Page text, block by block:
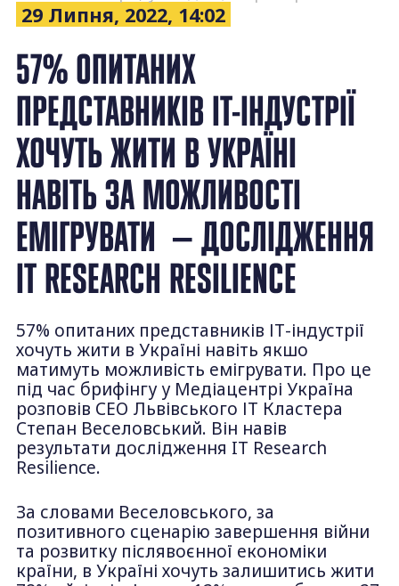
29 Липня, 2022, 14:02
57% ОПИТАНИХ
ПРЕДСТАВНИКІВ ІТ-ІНДУСТРІЇ
ХОЧУТЬ ЖИТИ В УКРАЇНІ
НАВІТЬ ЗА МОЖЛИВОСТІ
ЕМІГРУВАТИ — ДОСЛІДЖЕННЯ
IT RESEARCH RESILIENCE
57% опитаних представників ІТ-індустрії
хочуть жити в Україні навіть якшо
матимуть можливість емігрувати. Про це
під час брифінгу у Медіацентрі Україна
розповів СЕО Львівського ІТ Кластера
Степан Веселовський. Він навів
результати дослідження IT Research
Resilience.
За словами Веселовського, за
позитивного сценарію завершення війни
та розвитку післявоєнної економіки
країни, в Україні хочуть залишитись жити